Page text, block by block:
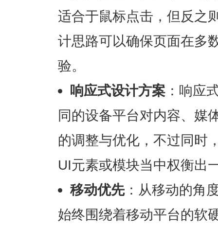
适合于鼠标点击，但反之
计思路可以确保页面在多
验。
响应式设计方案：响应
同的设备平台对内容、媒
的调整与优化，不过同时
UI元素或模块当中权衡出
移动优先：从移动的角
始终围绕着移动平台的软